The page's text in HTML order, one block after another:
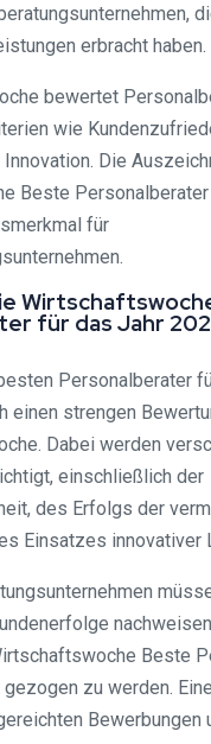
erbracht haben.
bewertet
wie
Die
Beste
für
für das Jahr
Personalberater
einen strengen
Dabei werden
einschließlich der
des Erfolgs der
Einsatzes innovativer
Beste
zu werden.
Bewerbungen